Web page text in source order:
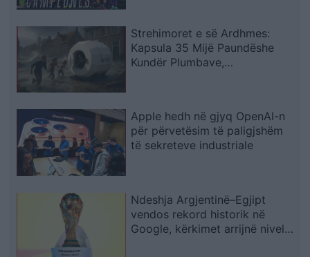
Strehimoret e së Ardhmes:
Kapsula 35 Mijë Paundëshe
Kundër Plumbave,
Apple hedh në gjyq OpenAI-n
për përvetësim të paligjshëm
të sekreteve industriale
Ndeshja Argjentinë–Egjipt
vendos rekord historik në
Google, kërkimet arrijnë nivele